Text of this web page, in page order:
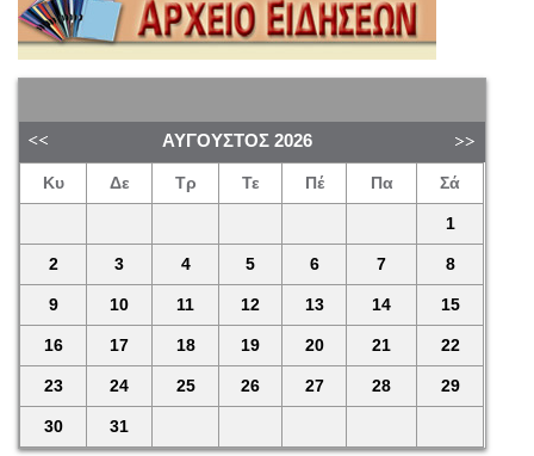
ΑΎΓΟΥΣΤΟΣ 2026
Κυ Δε Τρ Τε Πέ Πα Σά
1
2 3 4 5 6 7 8
9 10 11 12 13 14 15
16 17 18 19 20 21 22
23 24 25 26 27 28 29
30 31